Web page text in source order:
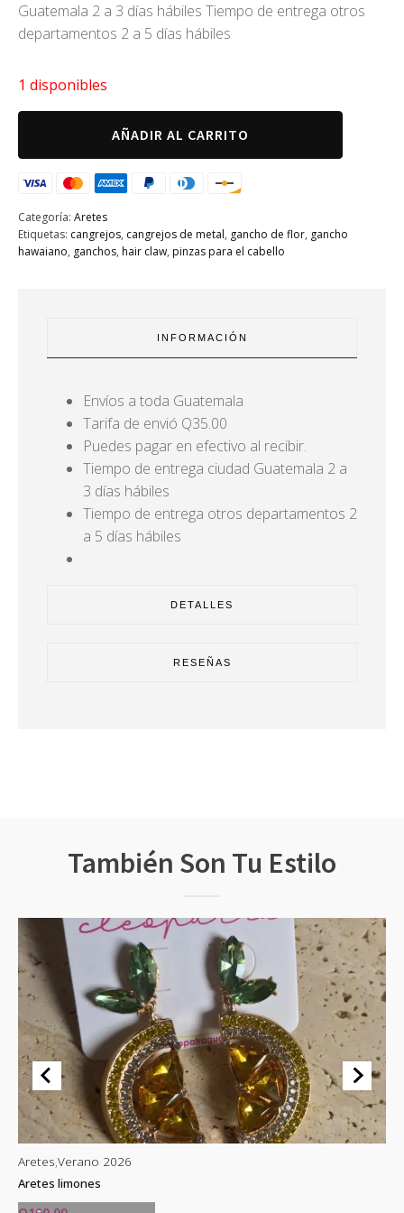
era:
es:
Guatemala 2 a 3 días hábiles Tiempo de entrega otros
departamentos 2 a 5 días hábiles
1 disponibles
cantidad
AÑADIR AL CARRITO
Categoría: Aretes
Etiquetas: cangrejos, cangrejos de metal, gancho de flor, gancho
hawaiano, ganchos, hair claw, pinzas para el cabello
INFORMACIÓN
Envíos a toda Guatemala
Tarifa de envió Q35.00
Puedes pagar en efectivo al recibir.
Tiempo de entrega ciudad Guatemala 2 a
3 días hábiles
Tiempo de entrega otros departamentos 2
a 5 días hábiles
DETALLES
RESEÑAS
También Son Tu Estilo
Aretes Verano 2026
Aretes limones